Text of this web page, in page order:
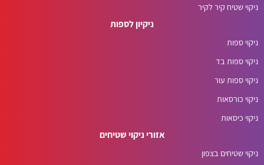
ניקוי שטיח קיר לקיר
ניקיון לספות
ניקוי ספות
ניקוי ספות בד
ניקוי ספות עור
ניקוי כורסאות
ניקוי כיסאות
אזורי ניקוי שטיחים
ניקוי שטיחים בצפון